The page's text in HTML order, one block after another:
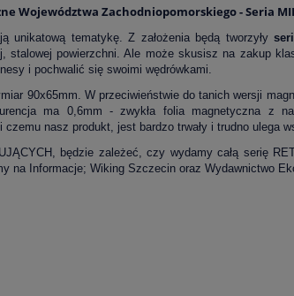
Województwa Zachodniopomorskiego - Seria
unikatową tematykę. Z założenia będą tworzyły
stalowej powierzchni. Ale może skusisz na zakup
i pochwalić się swoimi wędrówkami.
90x65mm. W przeciwieństwie do tanich wersji
ma 0,6mm - zwykła folia magnetyczna z
czemu nasz produkt, jest bardzo trwały i trudno ulega
będzie zależeć, czy wydamy całą serię
na Informacje; Wiking Szczecin oraz Wydawnictwo